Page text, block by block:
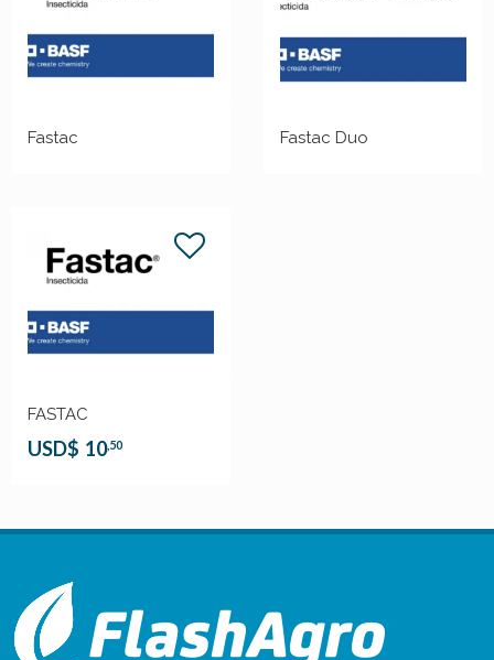
Fastac Fastac Duo
FASTAC
USD$ 10,50